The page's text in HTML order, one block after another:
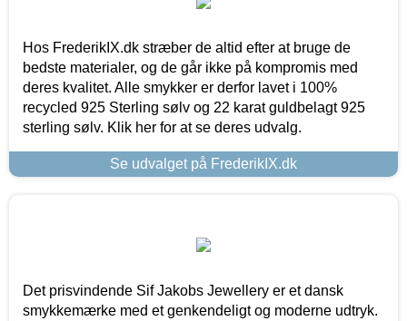
Hos FrederikIX.dk stræber de altid efter at bruge de
bedste materialer, og de går ikke på kompromis med
deres kvalitet. Alle smykker er derfor lavet i 100%
recycled 925 Sterling sølv og 22 karat guldbelagt 925
sterling sølv. Klik her for at se deres udvalg.
Se udvalget på FrederikIX.dk
Det prisvindende Sif Jakobs Jewellery er et dansk
smykkemærke med et genkendeligt og moderne udtryk.